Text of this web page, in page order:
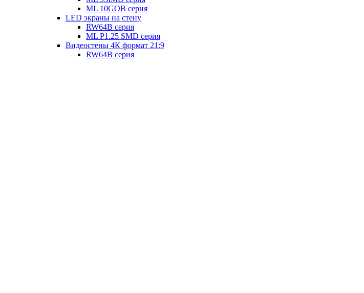
ML 10GOB серия
LED экраны на стену
RW64B серия
ML P1.25 SMD серия
Видеостены 4К формат 21:9
RW64B серия